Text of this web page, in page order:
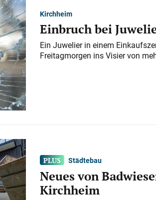
Kirchheim
Einbruch bei
Ein Juwelier in einem
Freitagmorgen ins Visier von
Städtebau
Neues von
Kirchheim